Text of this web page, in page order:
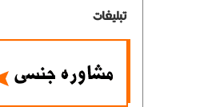
تبلیغات